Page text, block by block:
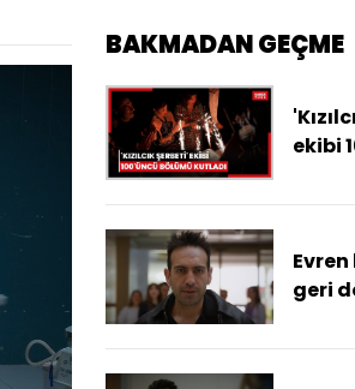
BAKMADAN GEÇME
ekibi
geri